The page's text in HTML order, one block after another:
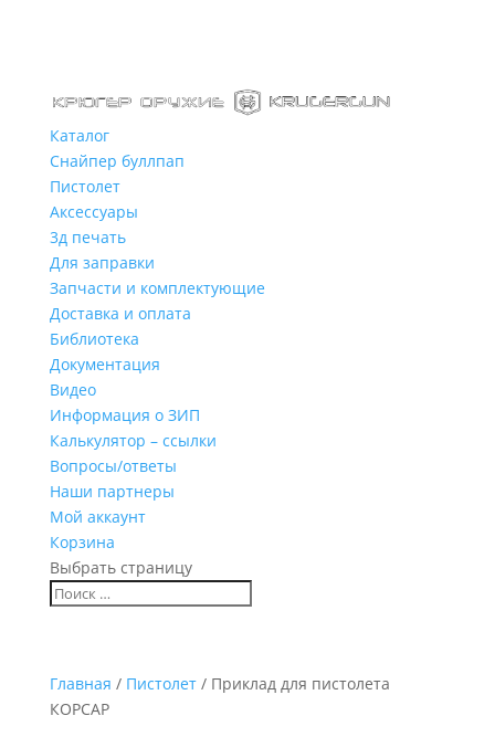
Каталог
Снайпер буллпап
Пистолет
Аксессуары
3д печать
Для заправки
Запчасти и комплектующие
Доставка и оплата
Библиотека
Документация
Видео
Информация о ЗИП
Калькулятор – ссылки
Вопросы/ответы
Наши партнеры
Мой аккаунт
Корзина
Выбрать страницу
Главная / Пистолет/ Приклад для пистолета
КОРСАР